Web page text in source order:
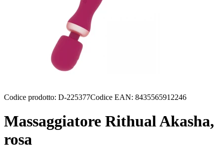
Codice prodotto: D-225377Codice EAN: 8435565912246
Massaggiatore Rithual Akasha,
rosa